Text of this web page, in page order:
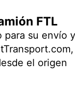
FTL
para su envío
el origen